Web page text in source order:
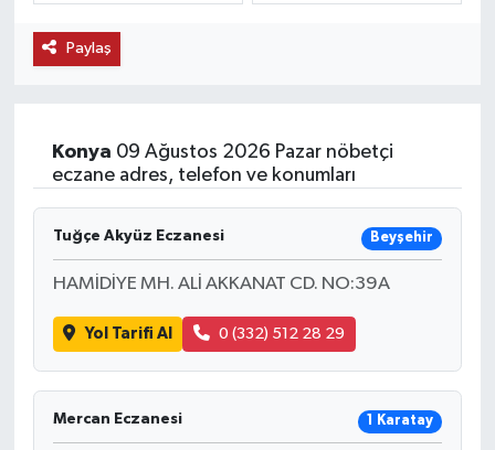
Paylaş
Konya 09 Ağustos 2026 Pazar nöbetçi
eczane adres, telefon ve konumları
Tuğçe Akyüz Eczanesi Beyşehir
HAMİDİYE MH. ALİ AKKANAT CD. NO:39A
Yol Tarifi Al 0 (332) 512 28 29
Mercan Eczanesi 1 Karatay
SPOR
TEKNOLOJİ
YAŞAM